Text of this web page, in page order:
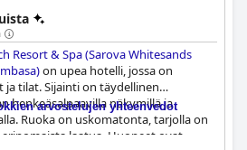
Resort & Spa (Sarova Whitesands
on upea hotelli, jossa on
ja tilat. Sijainti on täydellinen
henkeäsalpaavilla näkymillä ja
Ruoka on uskomatonta, tarjolla on
laatua. Huoneet ovat
arvostelujen yhteenvedot